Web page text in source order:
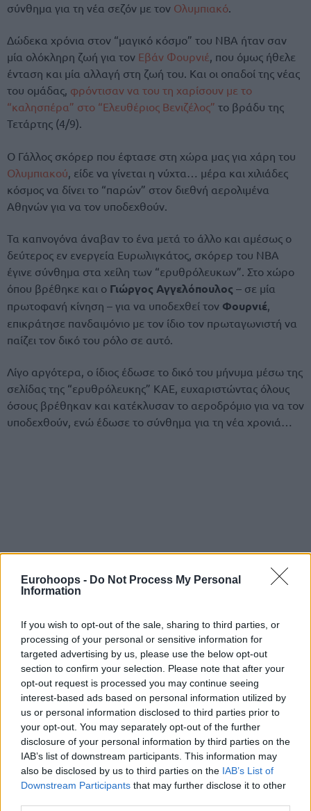
Eurohoops - Do Not Process My Personal
Information
If you wish to opt-out of the sale, sharing to third parties, or
processing of your personal or sensitive information for
targeted advertising by us, please use the below opt-out
section to confirm your selection. Please note that after your
opt-out request is processed you may continue seeing
interest-based ads based on personal information utilized by
us or personal information disclosed to third parties prior to
your opt-out. You may separately opt-out of the further
disclosure of your personal information by third parties on the
IAB’s list of downstream participants. This information may
also be disclosed by us to third parties on the IAB’s List of
Downstream Participants that may further disclose it to other
σύνθημα για τη νέα σεζόν με τον Ολυμπιακό.
Δώδεκα χρόνια στον “μαγικό κόσμο” του NBA ήταν σαν
μία ολόκληρη ζωή για τον Εβάν Φουρνιέ, που όμως ήθελε
ένταση και μία αλλαγή στη ζωή του. Και οι οπαδοί της νέας
του ομάδας, φρόντισαν να του τη χαρίσουν με το
“καλησπέρα” στο “Ελευθέριος Βενιζέλος” το βράδυ της
Τετάρτης (4/9).
Ο Γάλλος σκόρερ που έφτασε στη χώρα μας για χάρη του
Ολυμπιακού , είδε να γίνεται η νύχτα… μέρα και χιλιάδες
κόσμος να δίνει το “παρών” στον διεθνή αερολιμένα
Αθηνών για να τον υποδεχθούν.
Τα καπνογόνα άναβαν το ένα μετά το άλλο και αμέσως ο
δεύτερος εν ενεργεία Ευρωλιγκάτος, σκόρερ του NBA
έγινε σύνθημα στα χείλη των “ερυθρόλευκων”. Στο χώρο
όπου βρέθηκε και ο Γιώργος Αγγελόπουλος – σε μία
πρωτοφανή κίνηση – για να υποδεχθεί τον Φουρνιέ
επικράτησε πανδαιμόνιο με τον ίδιο τον πρωταγωνιστή να
παίζει τον δικό του ρόλο σε αυτό.
Λίγο αργότερα, ο ίδιος έδωσε το δικό του μήνυμα μέσω της
σελίδας της “ερυθρόλευκης” ΚΑΕ, ευχαριστώντας όλους
όσους βρέθηκαν και κατέκλυσαν το αεροδρόμιο για να τον
υποδεχθούν, ενώ έδωσε το σύνθημα για τη νέα χρονιά…